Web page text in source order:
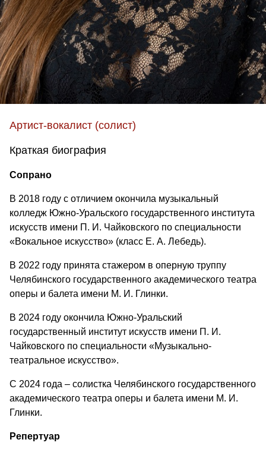
Артист-вокалист (солист)
Краткая биография
Сопрано
В 2018 году с отличием окончила музыкальный
колледж Южно-Уральского государственного института
искусств имени П. И. Чайковского по специальности
«Вокальное искусство» (класс Е. А. Лебедь).
В 2022 году принята стажером в оперную труппу
Челябинского государственного академического театра
оперы и балета имени М. И. Глинки.
В 2024 году окончила Южно-Уральский
государственный институт искусств имени П. И.
Чайковского по специальности «Музыкально-
театральное искусство».
С 2024 года – солистка Челябинского государственного
академического театра оперы и балета имени М. И.
Глинки.
Репертуар